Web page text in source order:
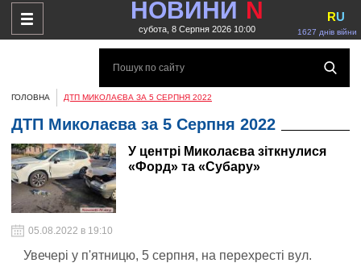
НОВИНИ N
субота, 8 Серпня 2026 10:00 1627 днів війни
RU
ГОЛОВНА ДТП МИКОЛАЄВА ЗА 5 СЕРПНЯ 2022
ДТП Миколаєва за 5 Серпня 2022
У центрі Миколаєва зіткнулися
«Форд» та «Субару»
05.08.2022 в 19:10
Увечері у п'ятницю, 5 серпня, на перехресті вул.